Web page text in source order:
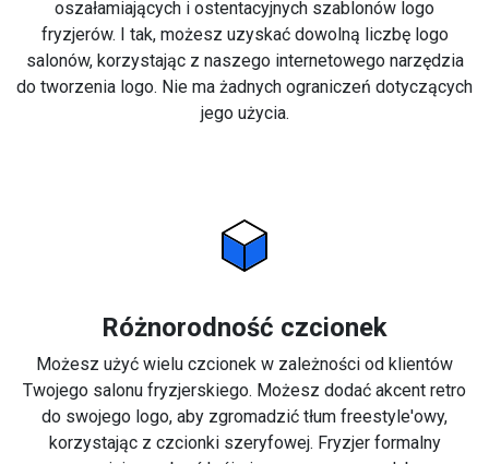
oszałamiających i ostentacyjnych szablonów logo
fryzjerów. I tak, możesz uzyskać dowolną liczbę logo
salonów, korzystając z naszego internetowego narzędzia
do tworzenia logo. Nie ma żadnych ograniczeń dotyczących
jego użycia.
Różnorodność czcionek
Możesz użyć wielu czcionek w zależności od klientów
Twojego salonu fryzjerskiego. Możesz dodać akcent retro
do swojego logo, aby zgromadzić tłum freestyle'owy,
korzystając z czcionki szeryfowej. Fryzjer formalny